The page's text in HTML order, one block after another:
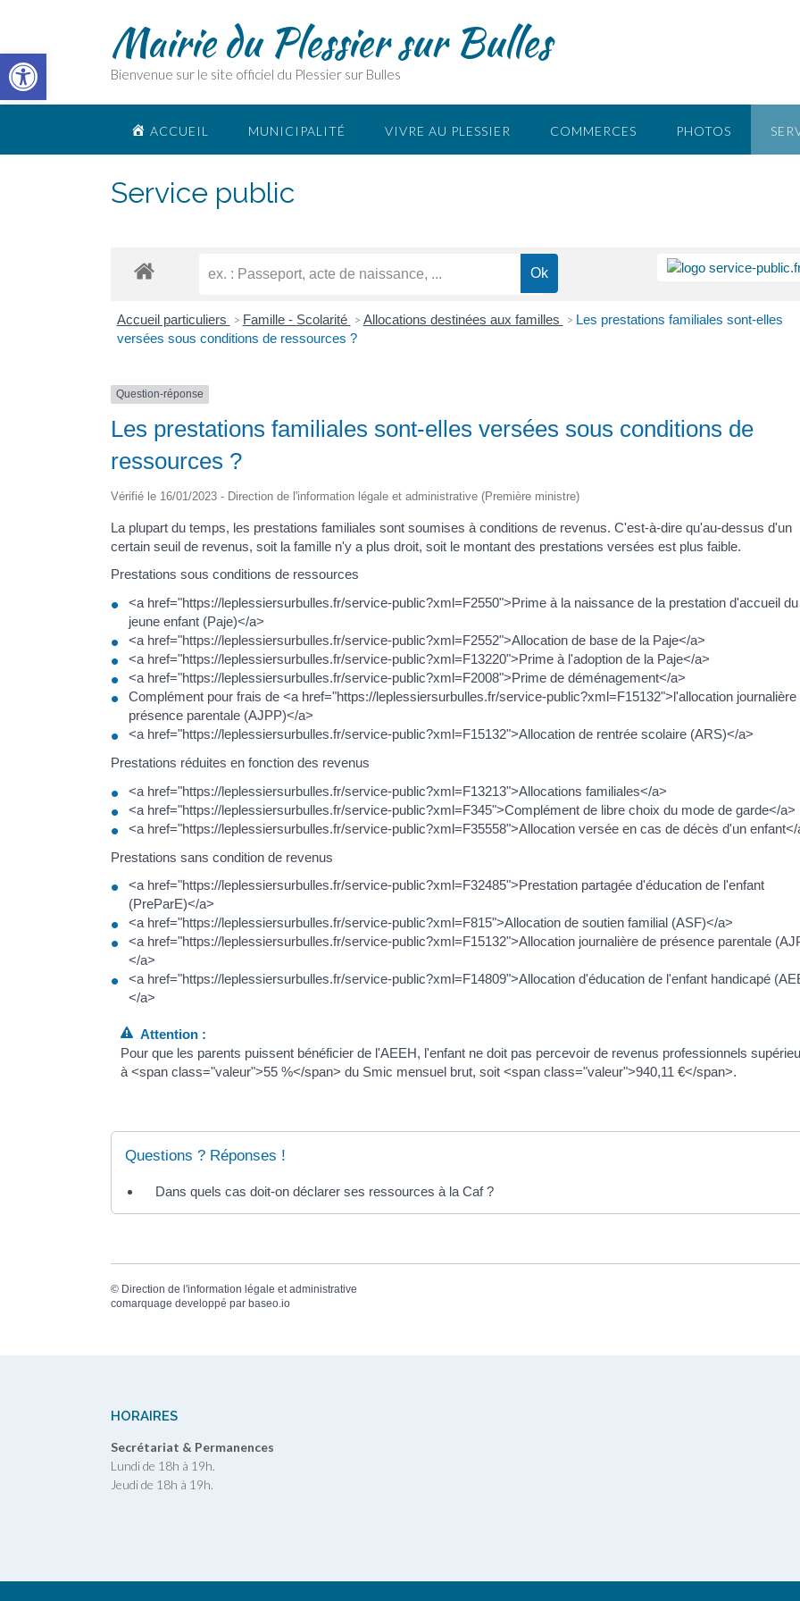
Mairie du Plessier sur Bulles
Bienvenue sur le site officiel du Plessier sur Bulles
ACCUEIL MUNICIPALITÉ VIVRE AU PLESSIER COMMERCES PHOTOS
Service public
Accueil particuliers > Famille - Scolarité > Allocations destinées aux familles > Les prestations familiales sont-elles
versées sous conditions de ressources ?
Question-réponse
Les prestations familiales sont-elles versées sous conditions de
ressources ?
Vérifié le 16/01/2023 - Direction de l'information légale et administrative (Première ministre)
La plupart du temps, les prestations familiales sont soumises à conditions de revenus. C'est-à-dire qu'au-dessus d'un
certain seuil de revenus, soit la famille n'y a plus droit, soit le montant des prestations versées est plus faible.
Prestations sous conditions de ressources
<a href="https://leplessiersurbulles.fr/service-public?xml=F2550">Prime à la naissance de la prestation d'accueil du
jeune enfant (Paje)</a>
<a href="https://leplessiersurbulles.fr/service-public?xml=F2552">Allocation de base de la Paje</a>
<a href="https://leplessiersurbulles.fr/service-public?xml=F13220">Prime à l'adoption de la Paje</a>
<a href="https://leplessiersurbulles.fr/service-public?xml=F2008">Prime de déménagement</a>
Complément pour frais de <a href="https://leplessiersurbulles.fr/service-public?xml=F15132">l'allocation journalière
présence parentale (AJPP)</a>
<a href="https://leplessiersurbulles.fr/service-public?xml=F15132">Allocation de rentrée scolaire (ARS)</a>
Prestations réduites en fonction des revenus
<a href="https://leplessiersurbulles.fr/service-public?xml=F13213">Allocations familiales</a>
<a href="https://leplessiersurbulles.fr/service-public?xml=F345">Complément de libre choix du mode de garde</a>
<a href="https://leplessiersurbulles.fr/service-public?xml=F35558">Allocation versée en cas de décès d'un
Prestations sans condition de revenus
<a href="https://leplessiersurbulles.fr/service-public?xml=F32485">Prestation partagée d'éducation de l'enfant
(PreParE)</a>
<a href="https://leplessiersurbulles.fr/service-public?xml=F815">Allocation de soutien familial (ASF)</a>
<a href="https://leplessiersurbulles.fr/service-public?xml=F15132">Allocation journalière de présence parentale
</a>
<a href="https://leplessiersurbulles.fr/service-public?xml=F14809">Allocation d'éducation de l'enfant handicapé
</a>
Attention :
Pour que les parents puissent bénéficier de l'AEEH, l'enfant ne doit pas percevoir de revenus professionnels
à <span class="valeur">55 %</span> du Smic mensuel brut, soit <span class="valeur">940,11 €</span>.
Questions ? Réponses !
Dans quels cas doit-on déclarer ses ressources à la Caf ?
© Direction de l'information légale et administrative
comarquage developpé par baseo.io
HORAIRES
Secrétariat & Permanences
Lundi de 18h à 19h.
Jeudi de 18h à 19h.
Ouvrir la barre d’outils